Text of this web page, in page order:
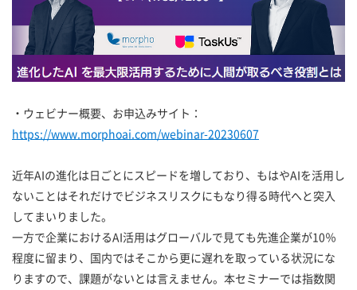
・ウェビナー概要、お申込みサイト：
https://www.morphoai.com/webinar-20230607
近年AIの進化は日ごとにスピードを増しており、もはやAIを活用し
ないことはそれだけでビジネスリスクにもなり得る時代へと突入
してまいりました。
一方で企業におけるAI活用はグローバルで見ても先進企業が10％
程度に留まり、国内ではそこから更に遅れを取っている状況にな
りますので、課題がないとは言えません。本セミナーでは指数関